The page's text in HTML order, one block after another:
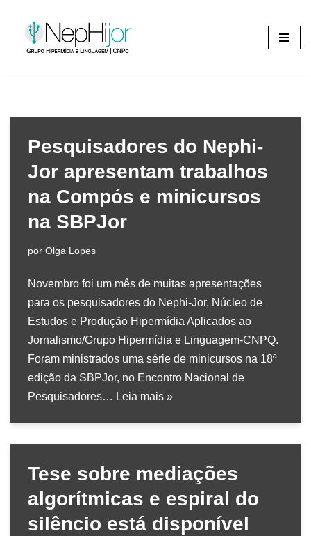
Pular
Pesquisadores do Nephi-
Jor apresentam trabalhos
na Compós e minicursos
na SBPJor
por Olga Lopes
Novembro foi um mês de muitas apresentações
para os pesquisadores do Nephi-Jor, Núcleo de
Estudos e Produção Hipermídia Aplicados ao
Jornalismo/Grupo Hipermídia e Linguagem-CNPQ.
Foram ministrados uma série de minicursos na 18ª
edição da SBPJor, no Encontro Nacional de
Pesquisadores… Leia mais »
Tese sobre mediações
algorítmicas e espiral do
silêncio está disponível